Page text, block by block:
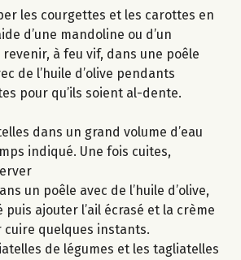
les courgettes et les carottes en
d’une mandoline ou d’un
revenir, à feu vif, dans une poêle
de l’huile d’olive pendants
pour qu’ils soient al-dente.
dans un grand volume d’eau
indiqué. Une fois cuites,
un poêle avec de l’huile d’olive,
puis ajouter l’ail écrasé et la crème
cuire quelques instants.
de légumes et les tagliatelles